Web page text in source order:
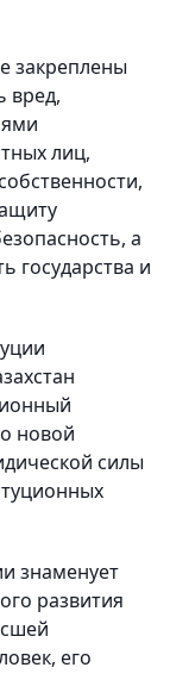
закреплены
вред,
лиц,
а
государства и
новой
силы
знаменует
развития
его